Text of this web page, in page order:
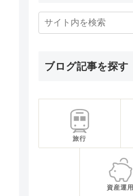
ブログ記事を探す
旅行
資産運用